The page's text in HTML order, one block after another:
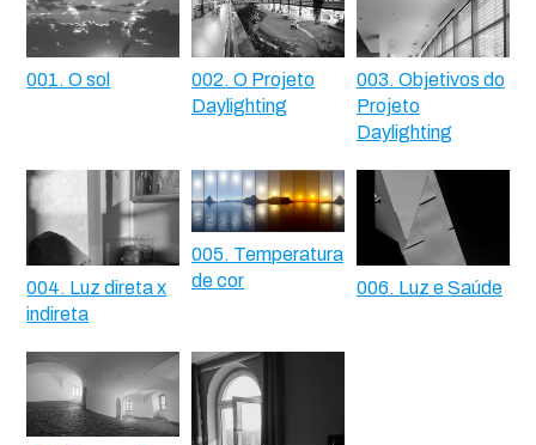
001. O sol
002. O Projeto
Daylighting
003. Objetivos do
Projeto
Daylighting
004. Luz direta x
indireta
005. Temperatura
de cor
006. Luz e Saúde